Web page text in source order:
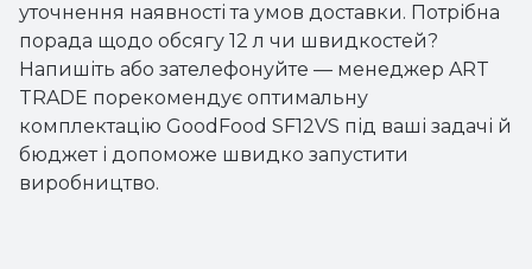
уточнення наявності та умов доставки. Потрібна
порада щодо обсягу 12 л чи швидкостей?
Напишіть або зателефонуйте — менеджер ART
TRADE порекомендує оптимальну
комплектацію GoodFood SF12VS під ваші задачі й
бюджет і допоможе швидко запустити
виробництво.